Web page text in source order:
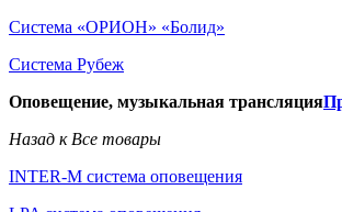
Система «ОРИОН» «Болид»
Система Рубеж
Оповещение, музыкальная трансляция
Назад к Все товары
INTER-M система оповещения